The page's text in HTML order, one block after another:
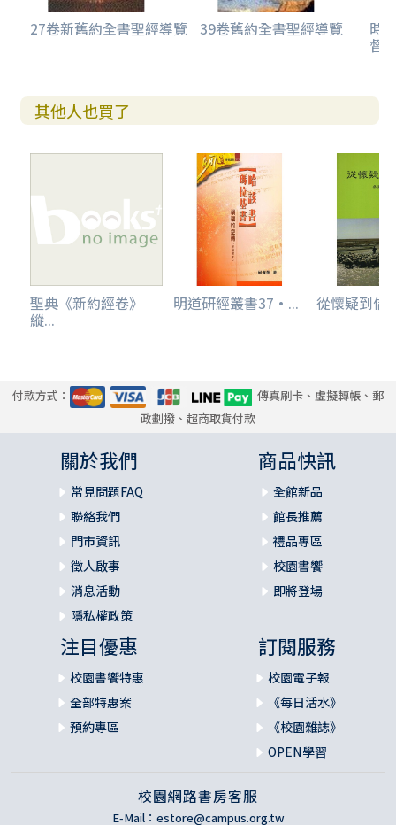
27卷新舊約全書聖經導覽 39卷舊約全書聖經導覽 時
督
其他人也買了
聖典《新約經卷》
縱...
明道研經叢書37·... 從懷疑到信
付款方式：
傳真刷卡、虛擬轉帳、郵
政劃撥、超商取貨付款
關於我們
常見問題FAQ
聯絡我們
門市資訊
徵人啟事
消息活動
隱私權政策
商品快訊
全館新品
館長推薦
禮品專區
校園書饗
即將登場
注目優惠
校園書饗特惠
全部特惠案
預約專區
訂閱服務
校園電子報
《每日活水》
《校園雜誌》
OPEN學習
校園網路書房客服
E-Mail： estore@campus.org.tw